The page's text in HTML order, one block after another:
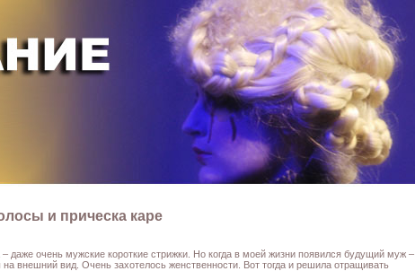
и прическа каре
– даже очень мужские короткие стрижки. Но когда в моей жизни появился будущий муж –
на внешний вид. Очень захотелось женственности. Вот тогда и решила отращивать